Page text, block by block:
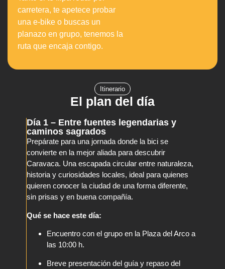
carretera, te apetece probar
una e-bike o buscas un
planazo en grupo, tenemos la
ruta que encaja contigo.
Itinerario
El plan del día
Día 1 – Entre fuentes legendarias y
caminos sagrados
Prepárate para una jornada donde la bici se
convierte en la mejor aliada para descubrir
Caravaca. Una escapada circular entre naturaleza,
historia y curiosidades locales, ideal para quienes
quieren conocer la ciudad de una forma diferente,
sin prisas y en buena compañía.
Qué se hace este día:
Encuentro con el grupo en la Plaza del Arco a
las 10:00 h.
Breve presentación del guía y repaso del